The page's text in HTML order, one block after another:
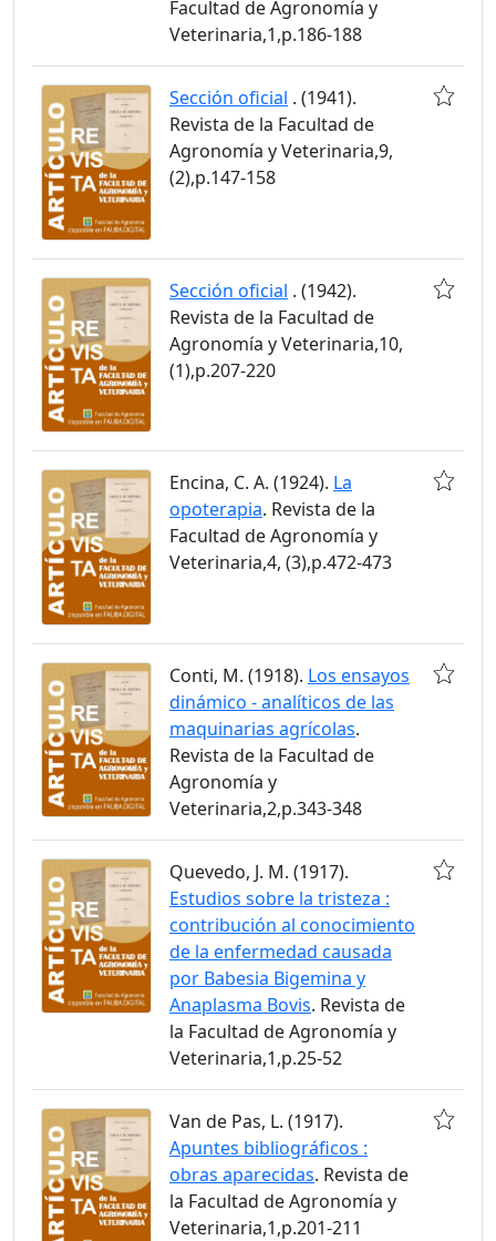
Facultad de Agronomía y
Veterinaria,1,p.186-188
Sección oficial . (1941).
Revista de la Facultad de
Agronomía y Veterinaria,9,
(2),p.147-158
Sección oficial . (1942).
Revista de la Facultad de
Agronomía y Veterinaria,10,
(1),p.207-220
Encina, C. A. (1924). La
opoterapia. Revista de la
Facultad de Agronomía y
Veterinaria,4, (3),p.472-473
Conti, M. (1918). Los ensayos
dinámico - analíticos de las
maquinarias agrícolas.
Revista de la Facultad de
Agronomía y
Veterinaria,2,p.343-348
Quevedo, J. M. (1917).
Estudios sobre la tristeza :
contribución al conocimiento
de la enfermedad causada
por Babesia Bigemina y
Anaplasma Bovis. Revista de
la Facultad de Agronomía y
Veterinaria,1,p.25-52
Van de Pas, L. (1917).
Apuntes bibliográficos :
obras aparecidas. Revista de
la Facultad de Agronomía y
Veterinaria,1,p.201-211